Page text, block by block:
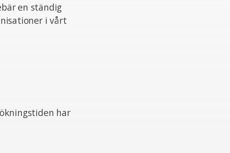
en ständig
i vårt
har